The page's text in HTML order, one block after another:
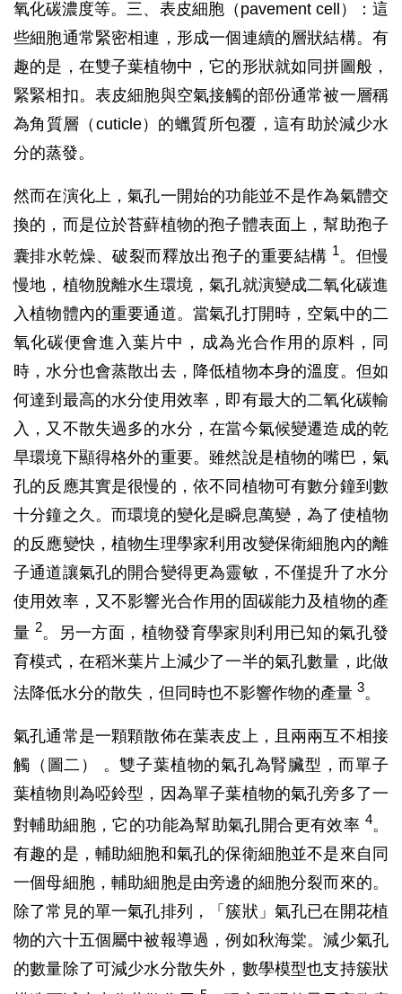
氧化碳濃度等。三、表皮細胞（pavement cell）：這
些細胞通常緊密相連，形成一個連續的層狀結構。有
趣的是，在雙子葉植物中，它的形狀就如同拼圖般，
緊緊相扣。表皮細胞與空氣接觸的部份通常被一層稱
為角質層（cuticle）的蠟質所包覆，這有助於減少水
分的蒸發。
然而在演化上，氣孔一開始的功能並不是作為氣體交
換的，而是位於苔蘚植物的孢子體表面上，幫助孢子
囊排水乾燥、破裂而釋放出孢子的重要結構 1。但慢
慢地，植物脫離水生環境，氣孔就演變成二氧化碳進
入植物體內的重要通道。當氣孔打開時，空氣中的二
氧化碳便會進入葉片中，成為光合作用的原料，同
時，水分也會蒸散出去，降低植物本身的溫度。但如
何達到最高的水分使用效率，即有最大的二氧化碳輸
入，又不散失過多的水分，在當今氣候變遷造成的乾
旱環境下顯得格外的重要。雖然說是植物的嘴巴，氣
孔的反應其實是很慢的，依不同植物可有數分鐘到數
十分鐘之久。而環境的變化是瞬息萬變，為了使植物
的反應變快，植物生理學家利用改變保衛細胞內的離
子通道讓氣孔的開合變得更為靈敏，不僅提升了水分
使用效率，又不影響光合作用的固碳能力及植物的產
量 2。另一方面，植物發育學家則利用已知的氣孔發
育模式，在稻米葉片上減少了一半的氣孔數量，此做
法降低水分的散失，但同時也不影響作物的產量 3。
氣孔通常是一顆顆散佈在葉表皮上，且兩兩互不相接
觸（圖二） 。雙子葉植物的氣孔為腎臟型，而單子
葉植物則為啞鈴型，因為單子葉植物的氣孔旁多了一
對輔助細胞，它的功能為幫助氣孔開合更有效率 4。
有趣的是，輔助細胞和氣孔的保衛細胞並不是來自同
一個母細胞，輔助細胞是由旁邊的細胞分裂而來的。
除了常見的單一氣孔排列，「簇狀」氣孔已在開花植
物的六十五個屬中被報導過，例如秋海棠。減少氣孔
的數量除了可減少水分散失外，數學模型也支持簇狀